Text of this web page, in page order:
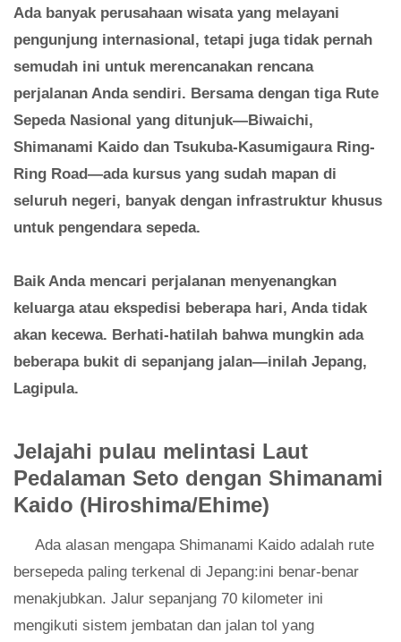
Ada banyak perusahaan wisata yang melayani
pengunjung internasional, tetapi juga tidak pernah
semudah ini untuk merencanakan rencana
perjalanan Anda sendiri. Bersama dengan tiga Rute
Sepeda Nasional yang ditunjuk—Biwaichi,
Shimanami Kaido dan Tsukuba-Kasumigaura Ring-
Ring Road—ada kursus yang sudah mapan di
seluruh negeri, banyak dengan infrastruktur khusus
untuk pengendara sepeda.
Baik Anda mencari perjalanan menyenangkan
keluarga atau ekspedisi beberapa hari, Anda tidak
akan kecewa. Berhati-hatilah bahwa mungkin ada
beberapa bukit di sepanjang jalan—inilah Jepang,
Lagipula.
Jelajahi pulau melintasi Laut
Pedalaman Seto dengan Shimanami
Kaido (Hiroshima/Ehime)
Ada alasan mengapa Shimanami Kaido adalah rute
bersepeda paling terkenal di Jepang:ini benar-benar
menakjubkan. Jalur sepanjang 70 kilometer ini
mengikuti sistem jembatan dan jalan tol yang